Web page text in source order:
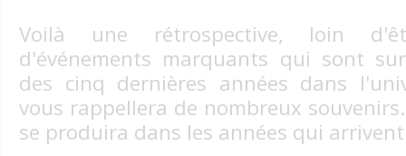
Voilà une rétrospective, loin
d'événements marquants qui sont
des cinq dernières années dans
vous rappellera de nombreux
se produira dans les années qui arrivent